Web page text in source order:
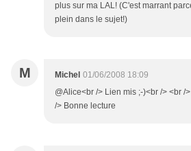
plus sur ma LAL! (C'est marrant
plein dans le sujet!)
M Michel 01/06/2008 18:09
@Alice<br /> Lien mis ;-)<br /> <br /
/> Bonne lecture